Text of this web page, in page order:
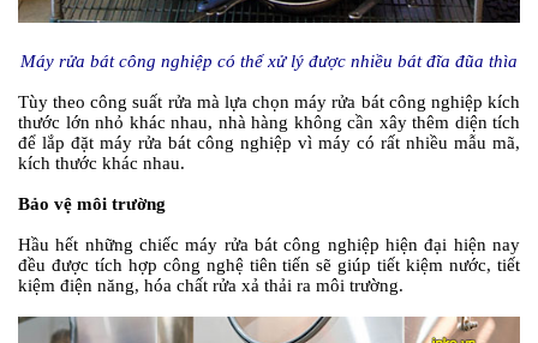
Máy rửa bát công nghiệp có thể xử lý được nhiều bát đĩa đũa thìa
Tùy theo công suất rửa mà lựa chọn máy rửa bát công nghiệp kích
thước lớn nhỏ khác nhau, nhà hàng không cần xây thêm diện tích
để lắp đặt máy rửa bát công nghiệp vì máy có rất nhiều mẫu mã,
kích thước khác nhau.
Bảo vệ môi trường
Hầu hết những chiếc máy rửa bát công nghiệp hiện đại hiện nay
đều được tích hợp công nghệ tiên tiến sẽ giúp tiết kiệm nước, tiết
kiệm điện năng, hóa chất rửa xả thải ra môi trường.